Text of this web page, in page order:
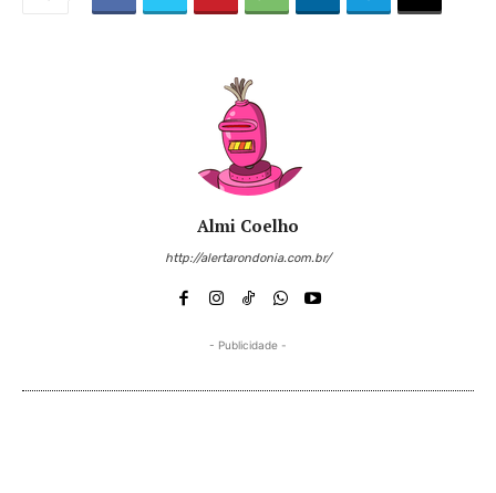
Almi Coelho
http://alertarondonia.com.br/
- Publicidade -